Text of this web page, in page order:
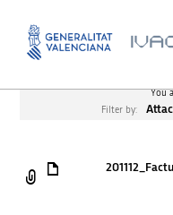
You
Filter by: